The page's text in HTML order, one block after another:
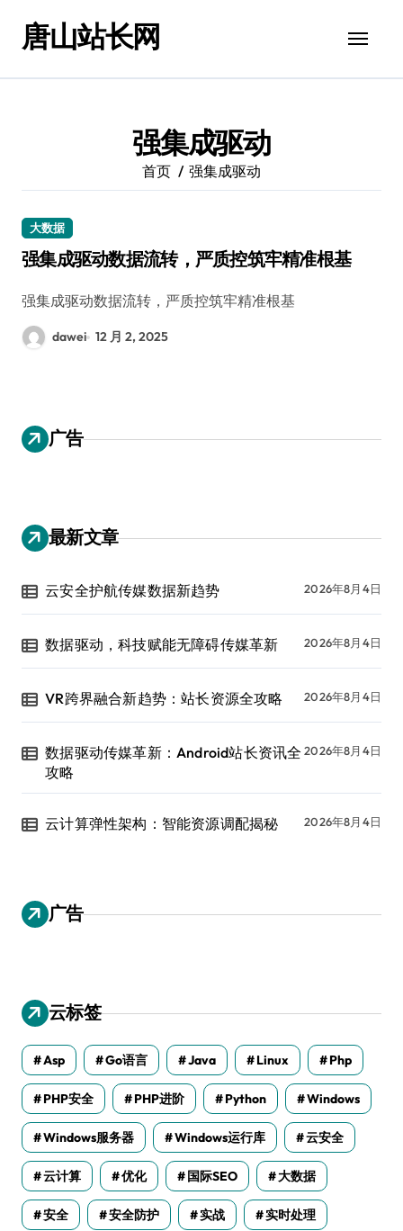
唐山站长网
强集成驱动
首页 强集成驱动
大数据
强集成驱动数据流转，严质控筑牢精准根基
强集成驱动数据流转，严质控筑牢精准根基
dawei 12 月 2, 2025
广告
最新文章
云安全护航传媒数据新趋势 2026年8月4日
数据驱动，科技赋能无障碍传媒革新 2026年8月4日
VR跨界融合新趋势：站长资源全攻略 2026年8月4日
数据驱动传媒革新：Android站长资讯全
攻略
2026年8月4日
云计算弹性架构：智能资源调配揭秘 2026年8月4日
广告
云标签
Asp Go语言 Java Linux Php
PHP安全 PHP进阶 Python Windows
Windows服务器 Windows运行库 云安全
云计算 优化 国际SEO 大数据
安全 安全防护 实战 实时处理